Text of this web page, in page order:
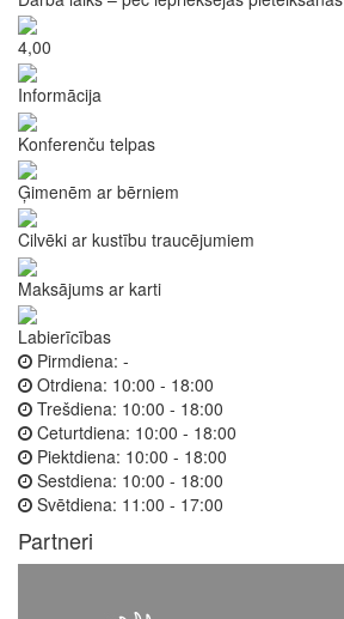
4,00
Informācija
Konferenču telpas
Ģimenēm ar bērniem
Cilvēki ar kustību traucējumiem
Maksājums ar karti
Labierīcības
Pirmdiena: -
Otrdiena: 10:00 - 18:00
Trešdiena: 10:00 - 18:00
Ceturtdiena: 10:00 - 18:00
Piektdiena: 10:00 - 18:00
Sestdiena: 10:00 - 18:00
Svētdiena: 11:00 - 17:00
Partneri